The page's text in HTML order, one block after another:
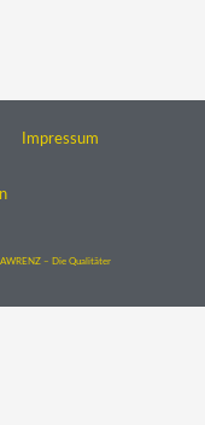
Impressum
– Die Qualitäter